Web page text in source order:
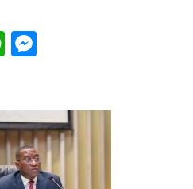
W
h
sA
p
p
n
ge
r